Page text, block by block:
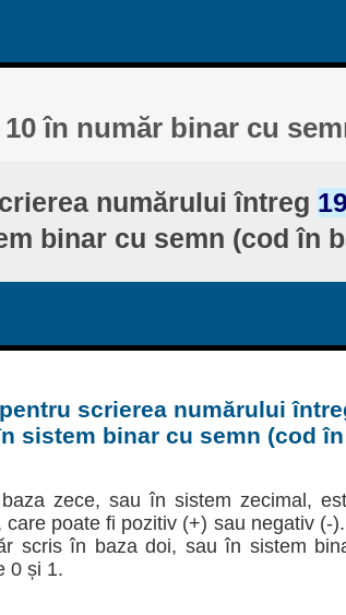
în număr binar cu
numărului întreg
binar cu semn (cod în
scrierea numărului
sistem binar cu semn (cod
zece, sau în sistem zecimal,
poate fi pozitiv (+) sau negativ (-
scris în baza doi, sau în sistem
0 și 1.